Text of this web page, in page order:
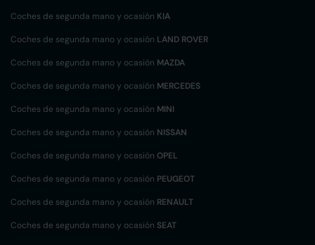
Coches de segunda mano y ocasión KIA
Coches de segunda mano y ocasión LAND ROVER
Coches de segunda mano y ocasión MAZDA
Coches de segunda mano y ocasión MERCEDES
Coches de segunda mano y ocasión MINI
Coches de segunda mano y ocasión NISSAN
Coches de segunda mano y ocasión OPEL
Coches de segunda mano y ocasión PEUGEOT
Coches de segunda mano y ocasión RENAULT
Coches de segunda mano y ocasión SEAT